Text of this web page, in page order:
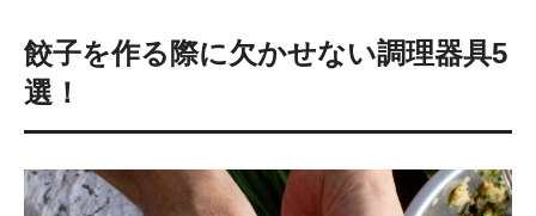
餃子を作る際に欠かせない調理器具5
選！